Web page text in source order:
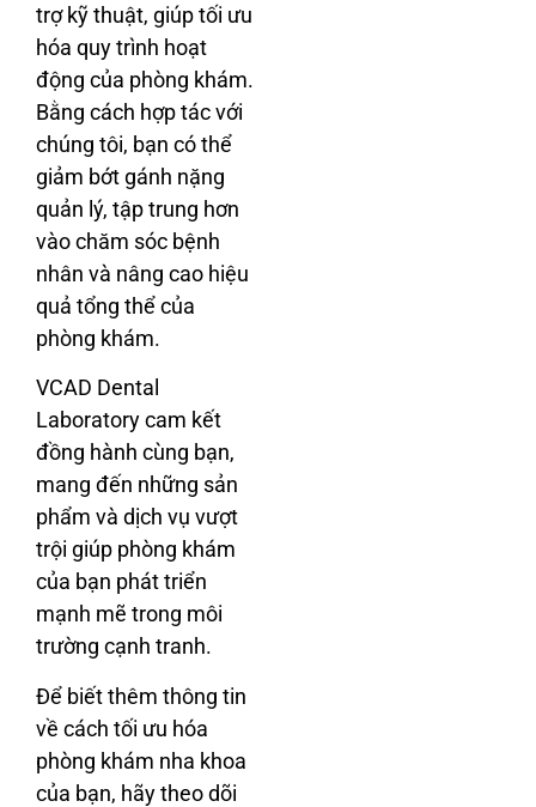
trợ kỹ thuật, giúp tối ưu
hóa quy trình hoạt
động của phòng khám.
Bằng cách hợp tác với
chúng tôi, bạn có thể
giảm bớt gánh nặng
quản lý, tập trung hơn
vào chăm sóc bệnh
nhân và nâng cao hiệu
quả tổng thể của
phòng khám.
VCAD Dental
Laboratory cam kết
đồng hành cùng bạn,
mang đến những sản
phẩm và dịch vụ vượt
trội giúp phòng khám
của bạn phát triển
mạnh mẽ trong môi
trường cạnh tranh.
Để biết thêm thông tin
về cách tối ưu hóa
phòng khám nha khoa
của bạn, hãy theo dõi